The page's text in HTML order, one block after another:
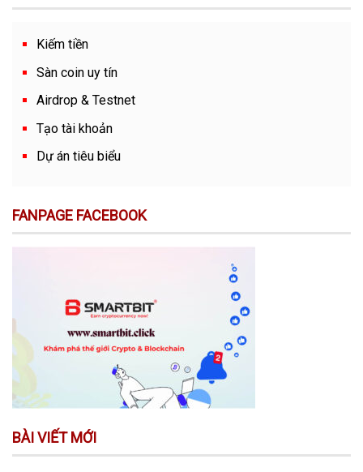
Kiếm tiền
Sàn coin uy tín
Airdrop & Testnet
Tạo tài khoản
Dự án tiêu biểu
FANPAGE FACEBOOK
BÀI VIẾT MỚI